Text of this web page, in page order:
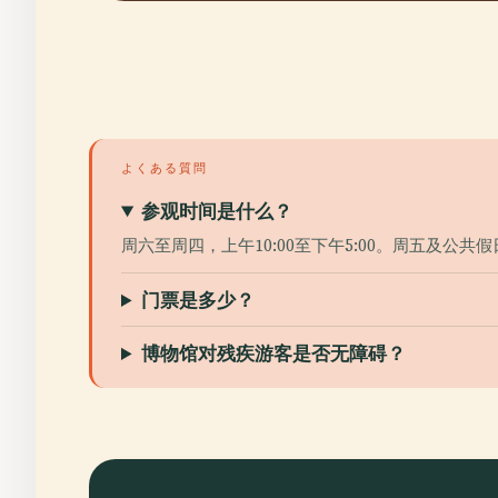
よくある質問
参观时间是什么？
周六至周四，上午10:00至下午5:00。周五及公共假
门票是多少？
博物馆对残疾游客是否无障碍？